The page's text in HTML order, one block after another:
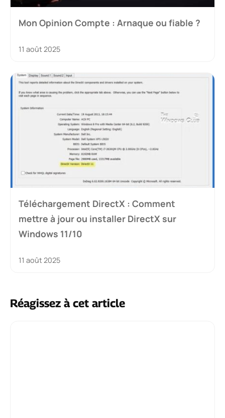
Mon Opinion Compte : Arnaque ou fiable ?
11 août 2025
Téléchargement DirectX : Comment
mettre à jour ou installer DirectX sur
Windows 11/10
11 août 2025
Réagissez à cet article